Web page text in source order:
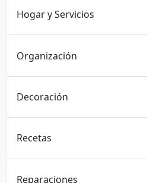
Hogar y Servicios
Organización
Decoración
Recetas
Reparaciones